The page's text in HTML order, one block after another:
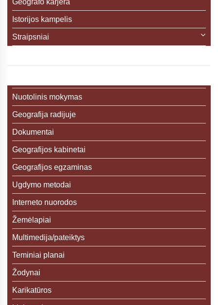
Geografo karjera
Istorijos kampelis
Straipsniai
Nuotolinis mokymas
Geografija radijuje
Dokumentai
Geografijos kabinetai
Geografijos egzaminas
Ugdymo metodai
Interneto nuorodos
Žemėlapiai
Multimedija/pateiktys
Teminiai planai
Žodynai
Karikatūros